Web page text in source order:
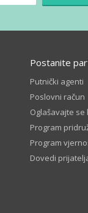
Postanite
Putnički agenti
Poslovni račun
Oglašavajte se
Program
Program
Dovedi